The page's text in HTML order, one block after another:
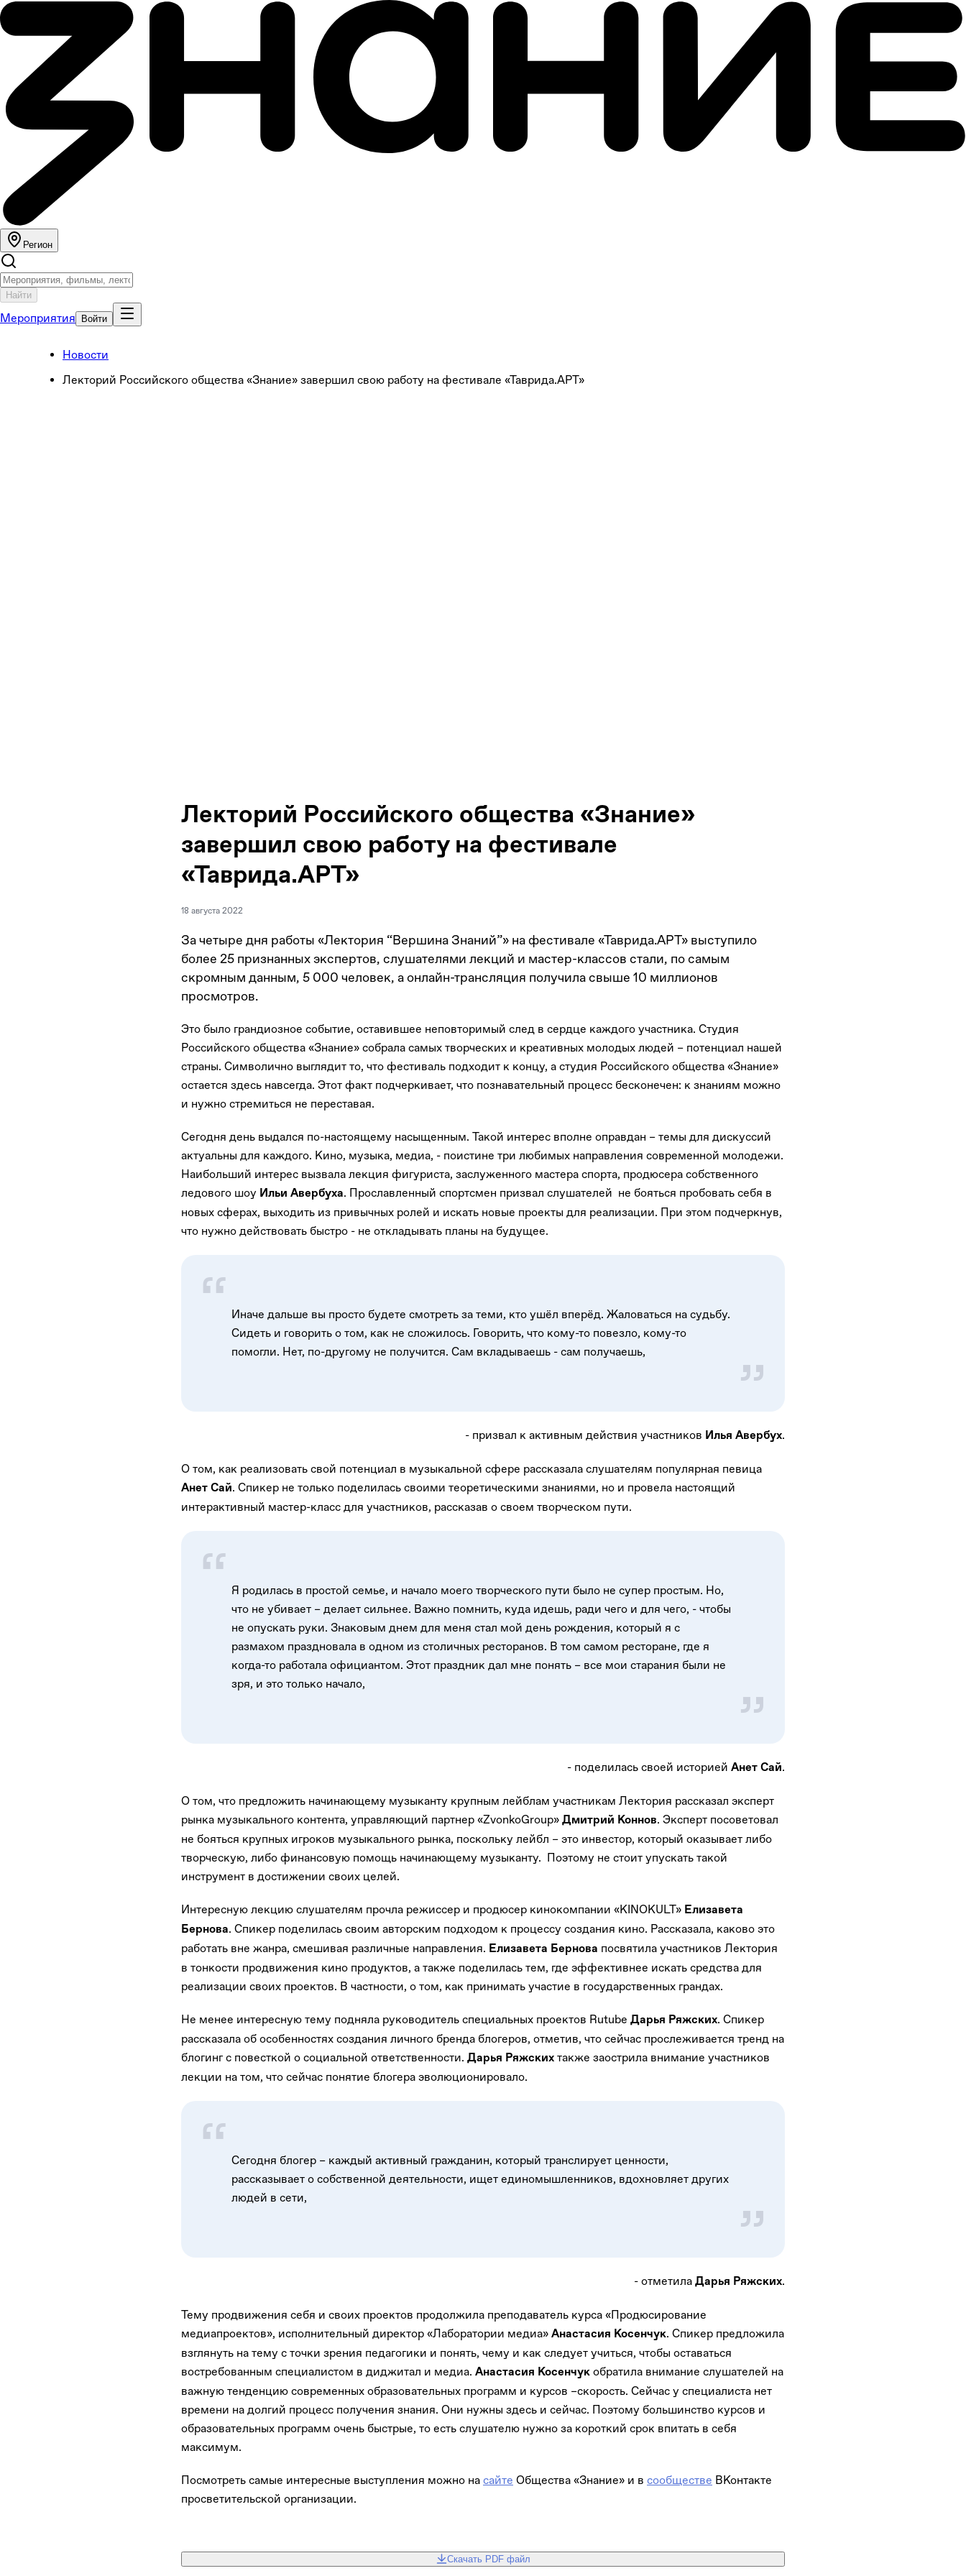
Регион
Найти
Мероприятия Войти
Новости
Лекторий Российского общества «Знание» завершил свою работу на фестивале «Таврида.АРТ»
Лекторий Российского общества «Знание»
завершил свою работу на фестивале
«Таврида.АРТ»
18 августа 2022
За четыре дня работы «Лектория “Вершина Знаний”» на фестивале «Таврида.АРТ» выступило
более 25 признанных экспертов, слушателями лекций и мастер-классов стали, по самым
скромным данным, 5 000 человек, а онлайн-трансляция получила свыше 10 миллионов
просмотров.
Это было грандиозное событие, оставившее неповторимый след в сердце каждого участника. Студия
Российского общества «Знание» собрала самых творческих и креативных молодых людей – потенциал нашей
страны. Символично выглядит то, что фестиваль подходит к концу, а студия Российского общества «Знание»
остается здесь навсегда. Этот факт подчеркивает, что познавательный процесс бесконечен: к знаниям можно
и нужно стремиться не переставая.
Сегодня день выдался по-настоящему насыщенным. Такой интерес вполне оправдан – темы для дискуссий
актуальны для каждого. Кино, музыка, медиа, - поистине три любимых направления современной молодежи.
Наибольший интерес вызвала лекция фигуриста, заслуженного мастера спорта, продюсера собственного
ледового шоу Ильи Авербуха. Прославленный спортсмен призвал слушателей не бояться пробовать себя в
новых сферах, выходить из привычных ролей и искать новые проекты для реализации. При этом подчеркнув,
что нужно действовать быстро - не откладывать планы на будущее.
Иначе дальше вы просто будете смотреть за теми, кто ушёл вперёд. Жаловаться на судьбу.
Сидеть и говорить о том, как не сложилось. Говорить, что кому-то повезло, кому-то
помогли. Нет, по-другому не получится. Сам вкладываешь - сам получаешь,
- призвал к активным действия участников Илья Авербух.
О том, как реализовать свой потенциал в музыкальной сфере рассказала слушателям популярная певица
Анет Сай. Спикер не только поделилась своими теоретическими знаниями, но и провела настоящий
интерактивный мастер-класс для участников, рассказав о своем творческом пути.
Я родилась в простой семье, и начало моего творческого пути было не супер простым. Но,
что не убивает – делает сильнее. Важно помнить, куда идешь, ради чего и для чего, - чтобы
не опускать руки. Знаковым днем для меня стал мой день рождения, который я с
размахом праздновала в одном из столичных ресторанов. В том самом ресторане, где я
когда-то работала официантом. Этот праздник дал мне понять – все мои старания были не
зря, и это только начало,
- поделилась своей историей Анет Сай.
О том, что предложить начинающему музыканту крупным лейблам участникам Лектория рассказал эксперт
рынка музыкального контента, управляющий партнер «ZvonkoGroup» Дмитрий Коннов. Эксперт посоветовал
не бояться крупных игроков музыкального рынка, поскольку лейбл – это инвестор, который оказывает либо
творческую, либо финансовую помощь начинающему музыканту. Поэтому не стоит упускать такой
инструмент в достижении своих целей.
Интересную лекцию слушателям прочла режиссер и продюсер кинокомпании «KINOKULT» Елизавета
Бернова. Спикер поделилась своим авторским подходом к процессу создания кино. Рассказала, каково это
работать вне жанра, смешивая различные направления. Елизавета Бернова посвятила участников Лектория
в тонкости продвижения кино продуктов, а также поделилась тем, где эффективнее искать средства для
реализации своих проектов. В частности, о том, как принимать участие в государственных грандах.
Не менее интересную тему подняла руководитель специальных проектов Rutube Дарья Ряжских. Спикер
рассказала об особенностях создания личного бренда блогеров, отметив, что сейчас прослеживается тренд на
блогинг с повесткой о социальной ответственности. Дарья Ряжских также заострила внимание участников
лекции на том, что сейчас понятие блогера эволюционировало.
Сегодня блогер – каждый активный гражданин, который транслирует ценности,
рассказывает о собственной деятельности, ищет единомышленников, вдохновляет других
людей в сети,
- отметила Дарья Ряжских.
Тему продвижения себя и своих проектов продолжила преподаватель курса «Продюсирование
медиапроектов», исполнительный директор «Лаборатории медиа» Анастасия Косенчук. Спикер предложила
взглянуть на тему с точки зрения педагогики и понять, чему и как следует учиться, чтобы оставаться
востребованным специалистом в диджитал и медиа. Анастасия Косенчук обратила внимание слушателей на
важную тенденцию современных образовательных программ и курсов –скорость. Сейчас у специалиста нет
времени на долгий процесс получения знания. Они нужны здесь и сейчас. Поэтому большинство курсов и
образовательных программ очень быстрые, то есть слушателю нужно за короткий срок впитать в себя
максимум.
Посмотреть самые интересные выступления можно на сайте Общества «Знание» и в сообществе ВКонтакте
просветительской организации.
Скачать PDF файл